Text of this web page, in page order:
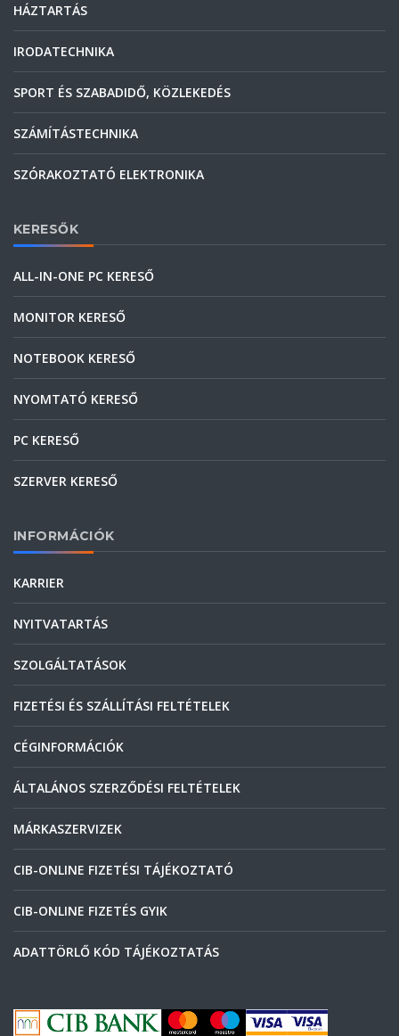
HÁZTARTÁS
IRODATECHNIKA
SPORT ÉS SZABADIDŐ, KÖZLEKEDÉS
SZÁMÍTÁSTECHNIKA
SZÓRAKOZTATÓ ELEKTRONIKA
KERESŐK
ALL-IN-ONE PC KERESŐ
MONITOR KERESŐ
NOTEBOOK KERESŐ
NYOMTATÓ KERESŐ
PC KERESŐ
SZERVER KERESŐ
INFORMÁCIÓK
KARRIER
NYITVATARTÁS
SZOLGÁLTATÁSOK
FIZETÉSI ÉS SZÁLLÍTÁSI FELTÉTELEK
CÉGINFORMÁCIÓK
ÁLTALÁNOS SZERZŐDÉSI FELTÉTELEK
MÁRKASZERVIZEK
CIB-ONLINE FIZETÉSI TÁJÉKOZTATÓ
CIB-ONLINE FIZETÉS GYIK
ADATTÖRLŐ KÓD TÁJÉKOZTATÁS